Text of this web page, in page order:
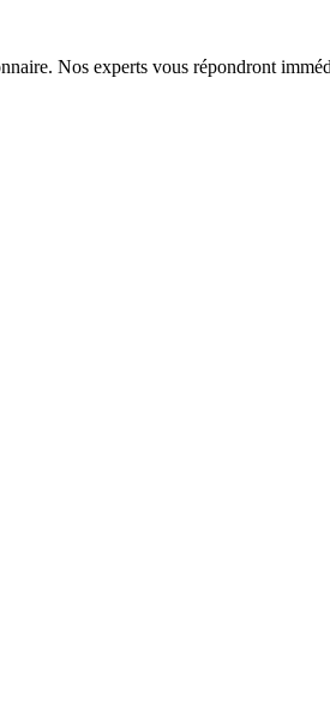
Nos experts vous répondront